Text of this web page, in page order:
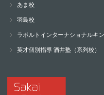
あま校
羽島校
ラポルトインターナショナルキ
英才個別指導 酒井塾（系列校）